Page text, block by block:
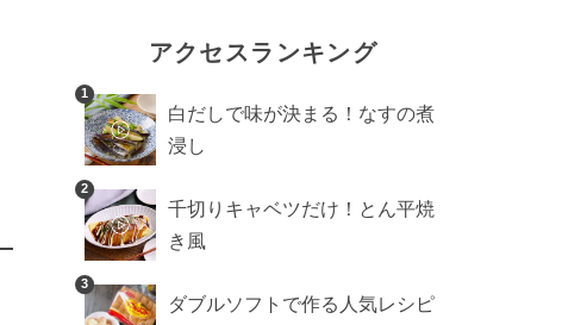
アクセスランキング
1
白だしで味が決まる！なすの煮
浸し
2
千切りキャベツだけ！とん平焼
き風
3
ダブルソフトで作る人気レシピ